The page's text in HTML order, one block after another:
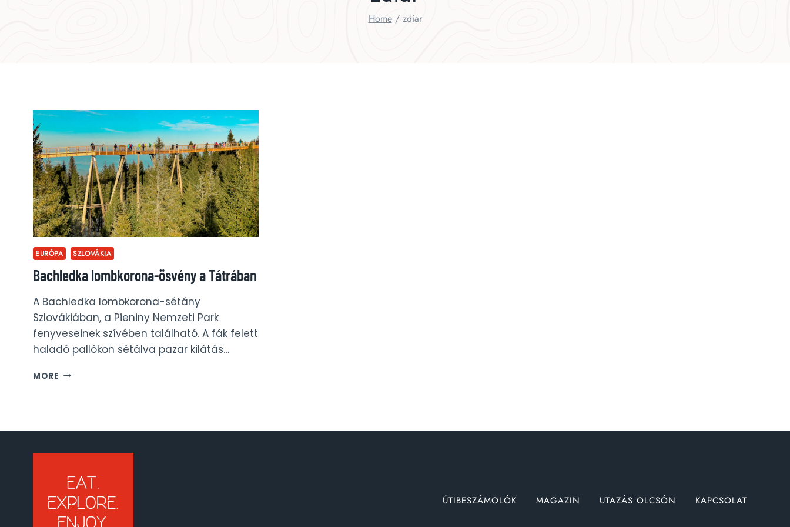
Home / zdiar
EURÓPA SZLOVÁKIA
Bachledka lombkorona-ösvény a Tátrában
A Bachledka lombkorona-sétány
Szlovákiában, a Pieniny Nemzeti Park
fenyveseinek szívében található. A fák felett
haladó pallókon sétálva pazar kilátás…
MORE BACHLEDKA
ÚTIBESZÁMOLÓK MAGAZIN UTAZÁS OLCSÓN KAPCSOLAT